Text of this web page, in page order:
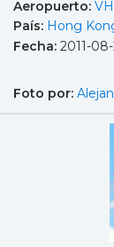
Aeropuerto:
País: Hong
Fecha: 2011-
Foto por: